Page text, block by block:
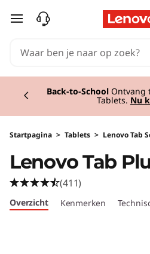
v
o
T
a
b
Ga naar de hoofdinhoud
Back-to-SchoolOntvang
Tablets. Nu
Startpagina > Tablets > Lenovo Tab
Lenovo Tab
(411)
Overzicht Kenmerken